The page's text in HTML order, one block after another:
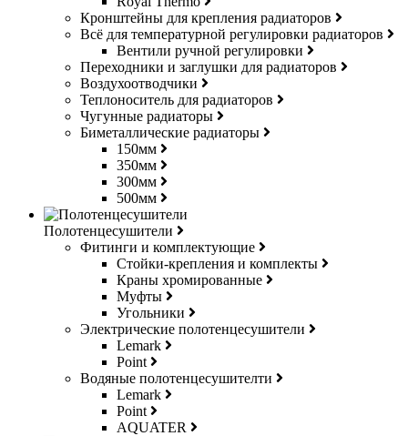
Кронштейны для крепления радиаторов
Всё для температурной регулировки радиаторов
Вентили ручной регулировки
Переходники и заглушки для радиаторов
Воздухоотводчики
Теплоноситель для радиаторов
Чугунные радиаторы
Биметаллические радиаторы
150мм
350мм
300мм
500мм
Полотенцесушители
Фитинги и комплектующие
Стойки-крепления и комплекты
Краны хромированные
Муфты
Угольники
Электрические полотенцесушители
Lemark
Point
Водяные полотенцесушителти
Lemark
Point
AQUATER